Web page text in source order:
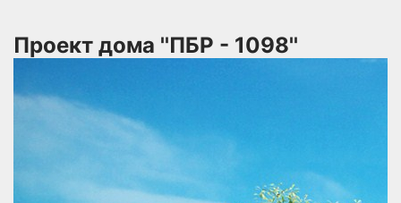
Проект дома ''ПБР - 1098''